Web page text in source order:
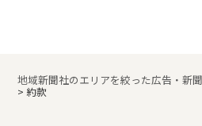
地域新聞社のエリアを絞った広告・新
> 約款